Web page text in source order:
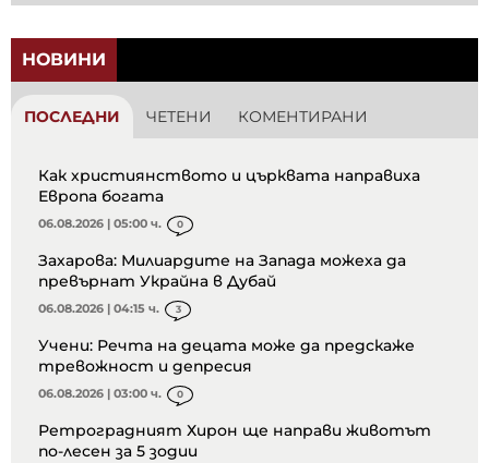
НОВИНИ
ПОСЛЕДНИ ЧЕТЕНИ КОМЕНТИРАНИ
Как християнството и църквата направиха
Европа богата
06.08.2026 | 05:00 ч. 0
Захарова: Милиардите на Запада можеха да
превърнат Украйна в Дубай
06.08.2026 | 04:15 ч. 3
Учени: Речта на децата може да предскаже
тревожност и депресия
06.08.2026 | 03:00 ч. 0
Ретроградният Хирон ще направи животът
по-лесен за 5 зодии